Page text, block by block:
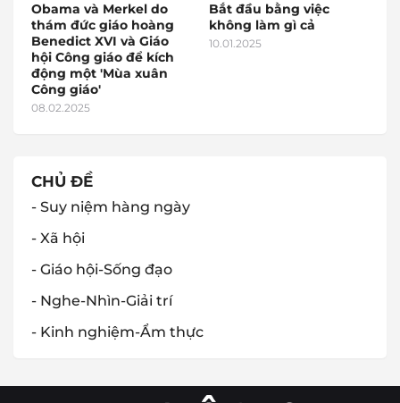
Obama và Merkel do
thám đức giáo hoàng
Benedict XVI và Giáo
hội Công giáo để kích
động một 'Mùa xuân
Công giáo'
08.02.2025
Bắt đầu bằng việc
không làm gì cả
10.01.2025
CHỦ ĐỀ
- Suy niệm hàng ngày
- Xã hội
- Giáo hội-Sống đạo
- Nghe-Nhìn-Giải trí
- Kinh nghiệm-Ẩm thực